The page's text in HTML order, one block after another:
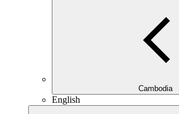
Cambodia
English